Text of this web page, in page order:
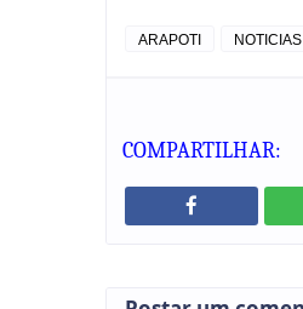
ARAPOTI NOTICIAS
COMPARTILHAR: